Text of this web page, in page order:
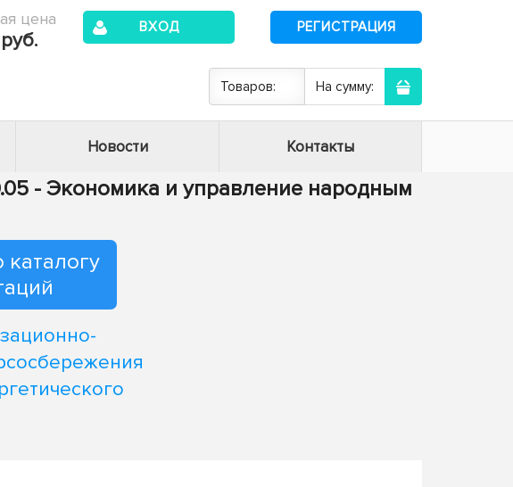
цена ВХОД РЕГИСТРАЦИЯ
Товаров: На сумму:
Новости Контакты
- Экономика и управление народным